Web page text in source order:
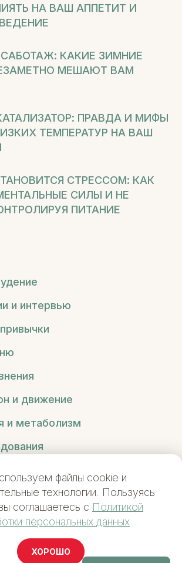
НА ВАШ АППЕТИТ И
КАКИЕ ЗИМНИЕ
МЕШАЮТ ВАМ
ПРАВДА И МИФЫ
ТЕМПЕРАТУР НА ВАШ
СТРЕССОМ: КАК
СИЛЫ И НЕ
ПИТАНИЕ
и интервью
и движение
и метаболизм
© 2026
файлы cookie и
технологии. Пользуясь
соглашаетесь с Политикой
персональных данных
ХОРОШО